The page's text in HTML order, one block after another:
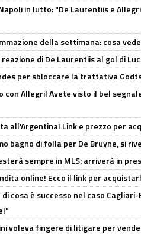
in lutto: "De Laurentiis e
della settimana: cosa
di De Laurentiis al gol di
per sbloccare la trattativa
con Allegri! Avete visto il bel
all'Argentina! Link e prezzo per
bagno di folla per De Bruyne, si
sempre in MLS: arriverà in
online! Ecco il link per
cosa è successo nel caso
voleva fingere di litigare per